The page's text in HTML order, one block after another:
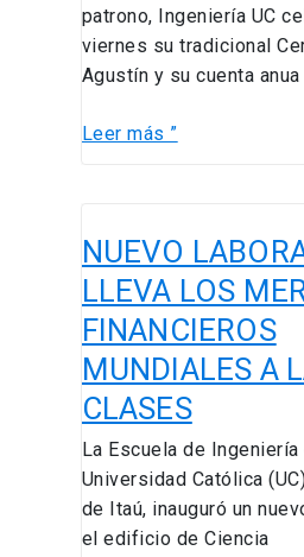
patrono, Ingeniería UC
viernes su tradicional
Agustín y su cuenta anua
Leer más ”
NUEVO
LLEVA LOS
FINANCIEROS
MUNDIALES A
CLASES
La Escuela de Ingeniería
Universidad Católica
de Itaú, inauguró un
el edificio de Ciencia
LABORATORIO
UC
LLEVA
LOS
MERCADOS
FINANCIEROS
MUNDIALES
A
LA
SALA
DE